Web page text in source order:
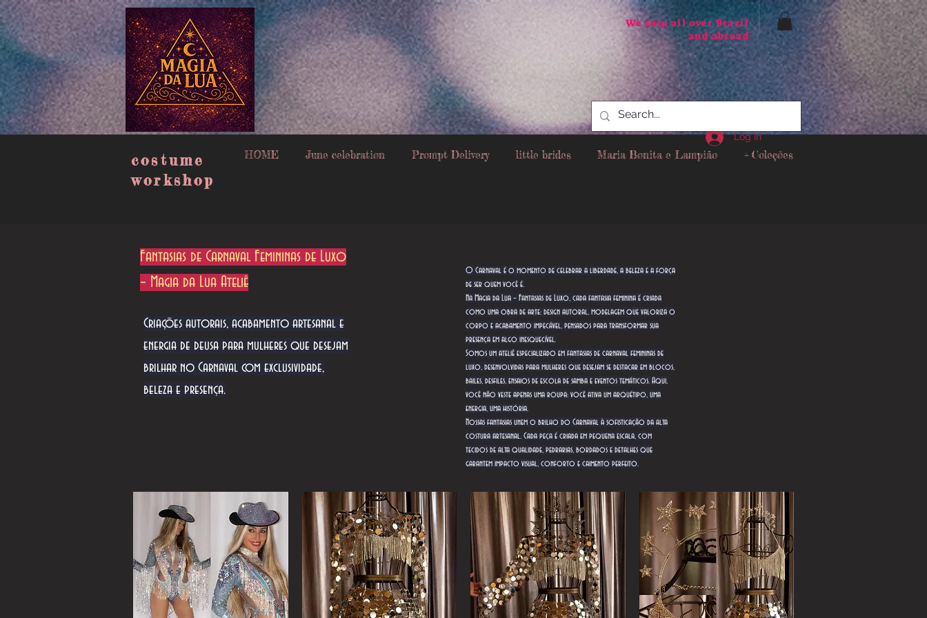
google-site-verification=muISvvxbJlCyqe4eG_oW-409uN8M2n3xpj2plEw6_lQ
We ship all over Brazil
and abroad
costume
workshop
HOME June celebration Prompt Delivery little brides Maria Bonita e Lampião + Coleções
Log In
Fantasias de Carnaval Femininas de Luxo
– Magia da Lua Ateliê
Criações autorais, acabamento artesanal e
energia de deusa para mulheres que desejam
brilhar no Carnaval com exclusividade,
beleza e presença.
O Carnaval é o momento de celebrar a liberdade, a beleza e a força
de ser quem você é.
Na Magia da Lua – Fantasias de Luxo, cada fantasia feminina é criada
como uma obra de arte: design autoral, modelagem que valoriza o
corpo e acabamento impecável, pensados para transformar sua
presença em algo inesquecível.
Somos um ateliê especializado em fantasias de carnaval femininas de
luxo, desenvolvidas para mulheres que desejam se destacar em blocos,
bailes, desfiles, ensaios de escola de samba e eventos temáticos. Aqui,
você não veste apenas uma roupa: você ativa um arquétipo, uma
energia, uma história.
Nossas fantasias unem o brilho do Carnaval à sofisticação da alta
costura artesanal. Cada peça é criada em pequena escala, com
tecidos de alta qualidade, pedrarias, bordados e detalhes que
garantem impacto visual, conforto e caimento perfeito.